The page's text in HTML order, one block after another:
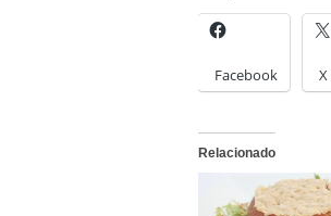
Facebook X
Relacionado